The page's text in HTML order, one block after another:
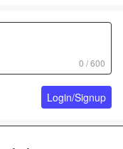
0 / 600
Login/Signup